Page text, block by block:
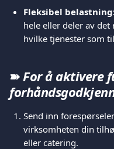
Fleksibel
hele eller deler av
hvilke tjenester som
➽ For å aktivere
Send inn
virksomheten din
eller catering.